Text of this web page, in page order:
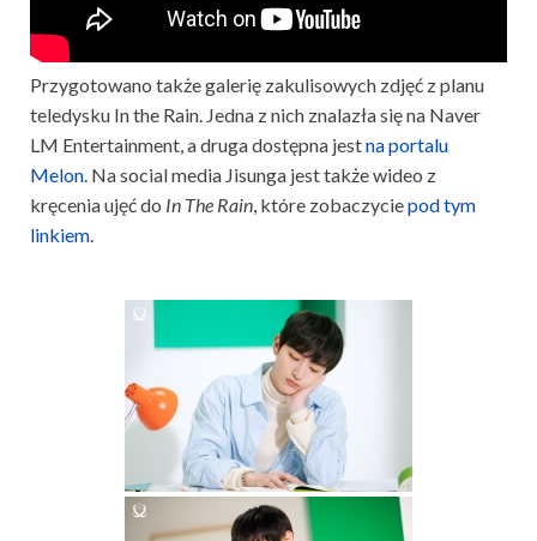
Przygotowano także galerię zakulisowych zdjęć z planu
teledysku In the Rain. Jedna z nich znalazła się na Naver
LM Entertainment, a druga dostępna jestna portalu
Melon. Na social media Jisunga jest także wideo z
kręcenia ujęć do In The Rain, które zobaczyciepod tym
linkiem.